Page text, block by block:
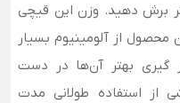
را تا قطر 35 میلی‌متر برش دهید. وزن این قیچی
این محصول از آلومینیوم بسیار
گیری بهتر آن‌ها در دست
از استفاده طولانی مدت